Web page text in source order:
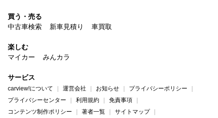
買う・売る
中古車検索
新車見積り 車買取
楽しむ
マイカー
みんカラ
サービス
carview!について 運営会社 お知らせ
プライバシーポリシー
プライバシーセンター
利用規約
免責事項
コンテンツ制作ポリシー
著者一覧
サイトマップ